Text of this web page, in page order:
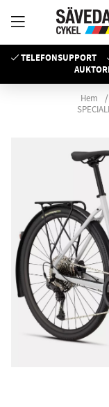
TELEFONSUPPORT
Hem